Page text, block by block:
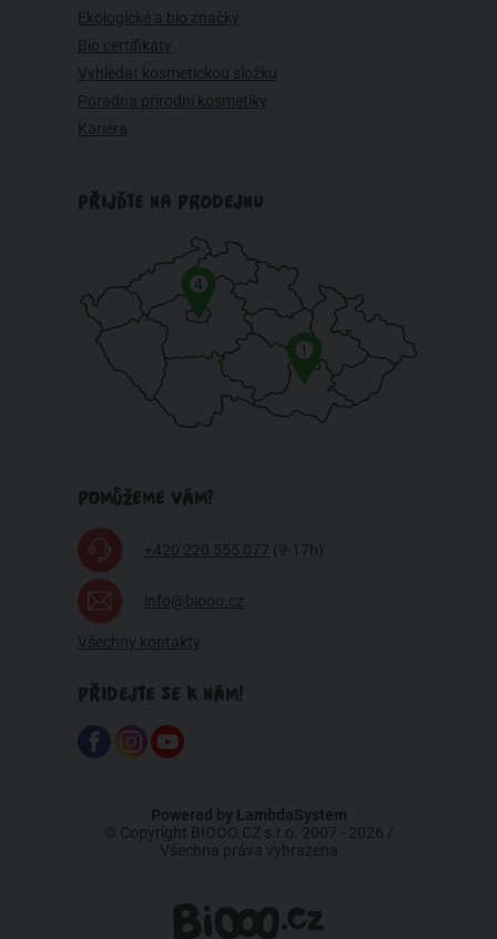
Ekologické a bio značky
Bio certifikáty
Vyhledat kosmetickou složku
Poradna přírodní kosmetiky
Kariéra
PŘIJĎTE NA PRODEJNU
1
4
POMŮŽEME VÁM?
+420 220 555 077 (9-17h)
info@biooo.cz
Všechny kontakty
PŘIDEJTE SE K NÁM!
Powered by LambdaSystem
© Copyright BIOOO.CZ s.r.o. 2007 - 2026 /
Všechna práva vyhrazena